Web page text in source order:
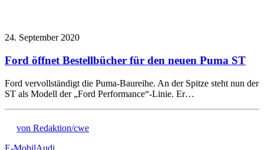
24. September 2020
Ford öffnet Bestellbücher für den neuen Puma ST
Ford vervollständigt die Puma-Baureihe. An der Spitze steht nun der
ST als Modell der „Ford Performance“-Linie. Er…
von Redaktion/cwe
E-MobilAudi